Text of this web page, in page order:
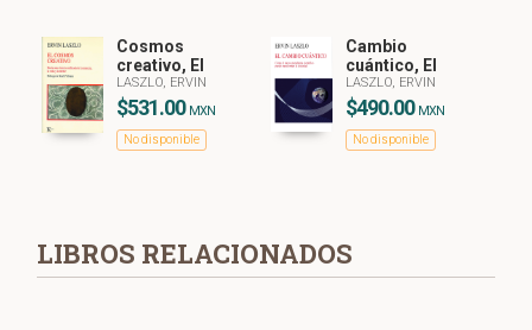
Cosmos
creativo, El
LASZLO, ERVIN
$531.00 MXN
No disponible
Cambio
cuántico, El
LASZLO, ERVIN
$490.00 MXN
No disponible
LIBROS RELACIONADOS